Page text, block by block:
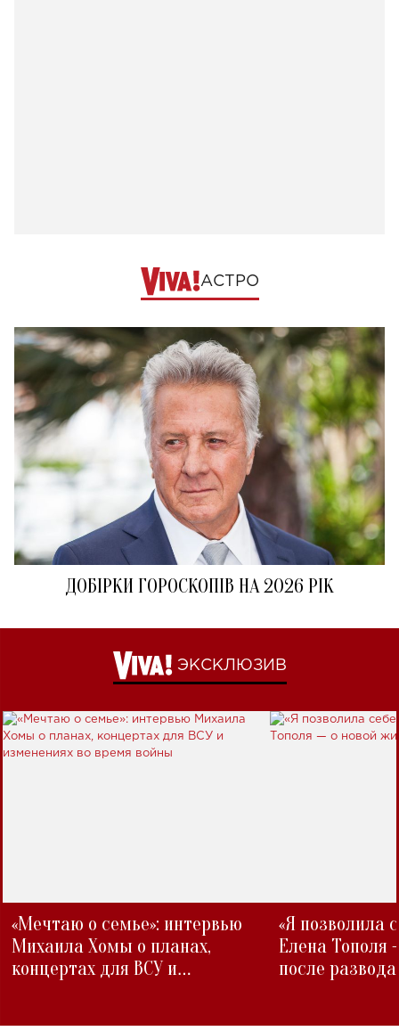
АСТРО
ДОБІРКИ ГОРОСКОПІВ НА 2026 РІК
ЭКСКЛЮЗИВ
«Мечтаю о семье»: интервью
Михаила Хомы о планах,
концертах для ВСУ и
«Я позволила
Елена Тополя
после развода